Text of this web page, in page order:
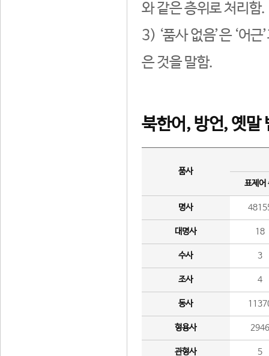
와 같은 층위로 처리함.
3) ‘품사 없음’은 ‘어
은 것을 말함.
북한어, 방언, 옛말
품사
표제어
명사
대명사 18
수사 3
조사 4
동사
형용사 2946
관형사 5